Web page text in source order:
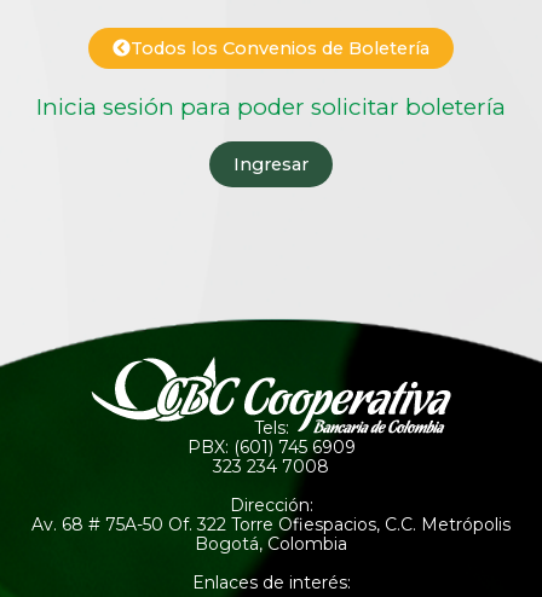
Todos los Convenios de Boletería
Inicia sesión para poder solicitar boletería
Ingresar
Tels:
PBX: (601) 745 6909
323 234 7008
Dirección:
Av. 68 # 75A-50 Of. 322 Torre Ofiespacios, C.C. Metrópolis
Bogotá, Colombia
Enlaces de interés: